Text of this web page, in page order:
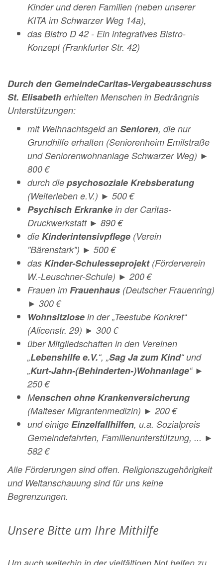
Kinder und deren Familien (neben unserer
KITA im Schwarzer Weg 14a),
das Bistro D 42 - Ein integratives Bistro-
Konzept (Frankfurter Str. 42)
Durch den GemeindeCaritas-Vergabeausschuss
St. Elisabeth erhielten Menschen in Bedrängnis
Unterstützungen:
mit Weihnachtsgeld an Senioren, die nur
Grundhilfe erhalten (Seniorenheim Emilstraße
und Seniorenwohnanlage Schwarzer Weg) ►
800 €
durch die psychosoziale Krebsberatung
(Weiterleben e.V.) ► 500 €
Psychisch Erkranke in der Caritas-
Druckwerkstatt ► 890 €
die Kinderintensivpflege (Verein
"Bärenstark") ► 500 €
das Kinder-Schulesseprojekt(Förderverein
W.-Leuschner-Schule) ► 200 €
Frauen im Frauenhaus (Deutscher Frauenring)
► 300 €
Wohnsitzlose in der „Teestube Konkret“
(Alicenstr. 29) ► 300 €
über Mitgliedschaften in den Vereinen
„Lebenshilfe e.V.“, „Sag Ja zum Kind“ und
„Kurt-Jahn-(Behinderten-)Wohnanlage“ ►
250 €
Menschen ohne Krankenversicherung
(Malteser Migrantenmedizin) ► 200 €
und einige Einzelfallhilfen, u.a. Sozialpreis
Gemeindefahrten, Familienunterstützung, ... ►
582 €
Alle Förderungen sind offen. Religionszugehörigkeit
und Weltanschauung sind für uns keine
Begrenzungen.
Unsere Bitte um Ihre Mithilfe